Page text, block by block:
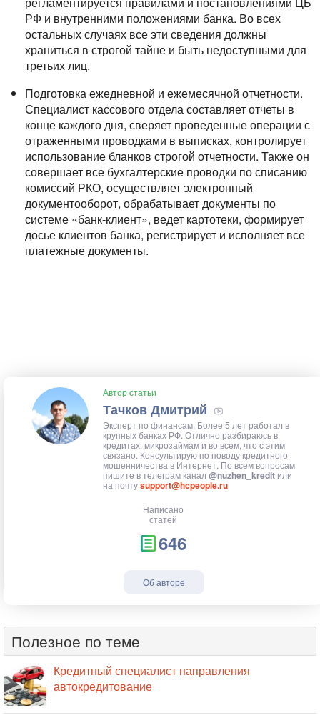
РФ и внутренними положениями банка. Во всех
остальных случаях все эти сведения должны
храниться в строгой тайне и быть недоступными для
третьих лиц.
Подготовка ежедневной и ежемесячной отчетности.
Специалист кассового отдела составляет отчеты в
конце каждого дня, сверяет проведенные операции с
отраженными проводками в выписках, контролирует
использование бланков строгой отчетности. Также он
совершает все бухгалтерские проводки по списанию
комиссий РКО, осуществляет электронный
документооборот, обрабатывает документы по
системе «банк-клиент», ведет картотеки, формирует
досье клиентов банка, регистрирует и исполняет все
платежные документы.
Автор статьи
Тачков Дмитрий
Эксперт по финансам. Более 5 лет работал в
крупных банках РФ. Отлично разбираюсь в
кредитах, микрозаймам и во всем, что с этим
связано. Консультирую по поводу кредитного
мошенничества в Интернет. По всем вопросам
пишите в телеграм канал @nuzhen_kredit или
на почтуsupport@hcpeople.ru
Написано
статей
646
Об авторе
Полезное по теме
Кредитный специалист направления
автокредитование